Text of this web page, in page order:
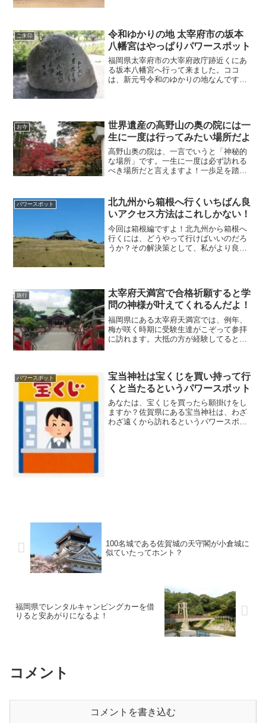
ご朱印
令和ゆかりの地 太宰府市の坂本
八幡宮はやっぱりパワースポット
福岡県太宰府市の大宰府政庁跡近くにあ
る坂本八幡宮へ行って来ました。ココ
は、新元号令和のゆかりの地なんです
いただきました。
お寺
世界遺産の高野山の奥の院には一
生に一度は行ってみたい場所だよ
高野山奥の院は、一言でいうと「神秘的
な場所」です。一生に一度は必ず訪れる
べき場所だと言えますよ！一歩足を踏み
ココが天国じゃないかなと錯覚するぐら
い異次元の世界なんです。
パワースポット
北九州から箱根へ行くいちばん良
いアクセス方法はこれしかない！
今回は箱根編ですよ！北九州から箱根へ
行くには、どうやって行けばいいのだろ
うか？その解決策として、私がより良い
ろんな手段があります。
旅行
太宰府天満宮で合格祈願すると学
問の神様が叶えてくれるんだよ！
福岡県にある太宰府天満宮では、例年、
梅が咲く時期に受験生達がこぞって参拝
に訪れます。大抵の方が経験してると思
は、いろんな場面があります。
パワースポット
宝当神社は宝くじを買い持って行
くと当たるというパワースポット
あなたは、宝くじを買ったら願掛けをし
ますか？佐賀県にある宝当神社は、わざ
わざ遠くから訪れるというパワースポッ
100名城である佐賀城の天守閣が小倉城に
似ていたってホント？
福岡県でレンタルキャンピングカーを借
りると安あがりになるよ！
コメント
コメントを書き込む